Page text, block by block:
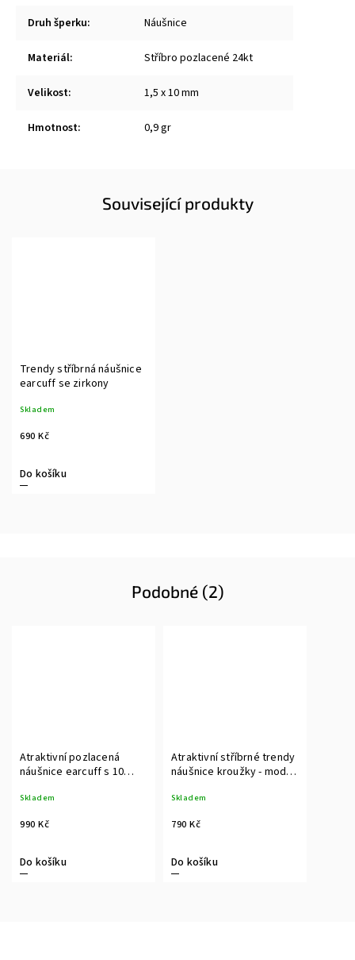
Druh šperku: Náušnice
Materiál: Stříbro pozlacené 24kt
Velikost: 1,5 x 10 mm
Hmotnost: 0,9 gr
Související produkty
Trendy stříbrná náušnice
earcuff se zirkony
Skladem
690 Kč
Do košíku
Podobné (2)
Atraktivní pozlacená
náušnice earcuff s 10
Skladem
990 Kč
Do košíku
Atraktivní stříbrné trendy
náušnice kroužky - model
Skladem
790 Kč
Do košíku